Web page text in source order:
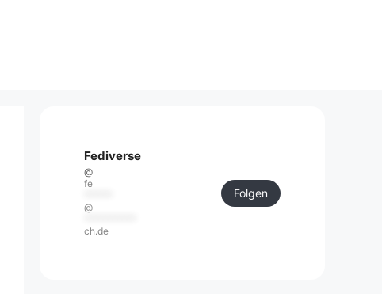
Fediverse
@
fe
@
ch.de
Folgen